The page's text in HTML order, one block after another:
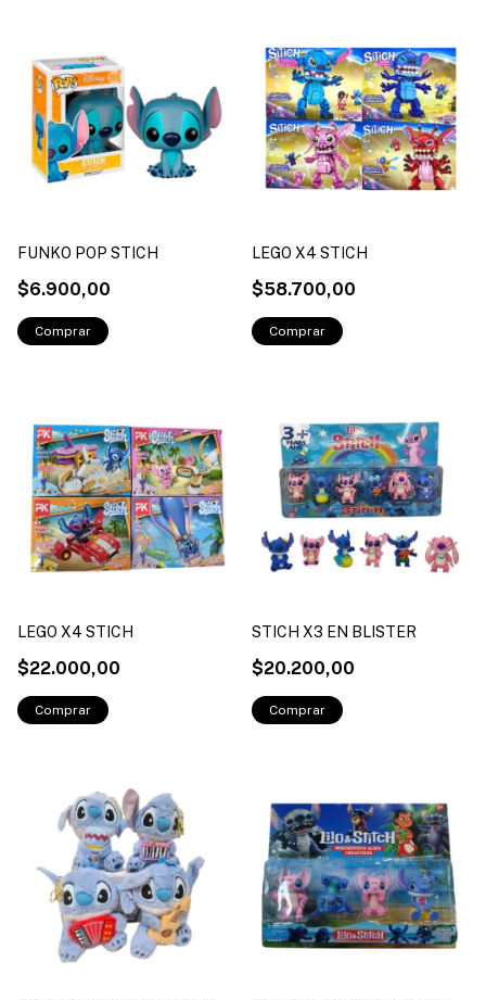
FUNKO POP STICH
$6.900,00
LEGO X4 STICH
$58.700,00
LEGO X4 STICH
$22.000,00
STICH X3 EN BLISTER
$20.200,00